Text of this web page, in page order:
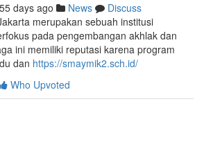
55 days ago News
Discuss
merupakan sebuah institusi
pada pengembangan akhlak dan
ini memiliki reputasi karena program
dan https://smaymik2.sch.id/
Who Upvoted